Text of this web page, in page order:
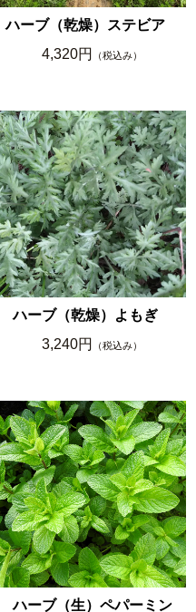
ハーブ（乾燥）ステビア
4,320円
（税込み）
ハーブ（乾燥）よもぎ
3,240円
（税込み）
ハーブ（生）ペパーミン